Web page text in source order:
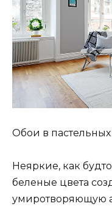
Обои в пастельных
Неяркие, как
беленые цвета
умиротворяющую